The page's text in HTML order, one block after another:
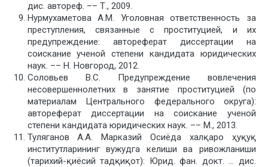
дис. автореф. –– Т., 2009.
Нурмухаметова А.М. Уголовная ответственность за
преступления, связанные с проституцией, и их
предупреждение: автореферат диссертации на
соискание ученой степени кандидата юридических
наук. –– Н. Новгород, 2012.
Соловьев В.С. Предупреждение вовлечения
несовершеннолетних в занятие проституцией (по
материалам Центрального федерального округа):
автореферат диссертации на соискание ученой
степени кандидата юридических наук. –– М., 2013.
Туляганов А.А. Марказий Осиёда халқаро ҳуқуқ
институтларининг вужудга келиши ва ривожланиши
(тарихий-қиёсий тадқиқот): Юрид. фан. докт. … дис.